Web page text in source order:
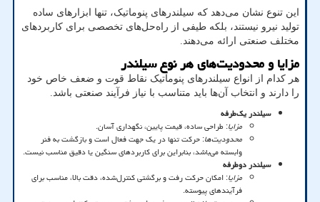
این تنوع نشان می‌دهد که سیلندرهای پنوماتیک، تنها ابزارهای ساده
تولید نیرو نیستند، بلکه طیفی از راه‌حل‌های تخصصی برای کاربردهای
مختلف صنعتی ارائه می‌دهند
مزایا و محدودیت‌های هر نوع سیلندر
هر کدام از انواع سیلندرهای پنوماتیک نقاط قوت و ضعف خاص خود
را دارند و انتخاب آن‌ها باید متناسب با نیاز فرآیند صنعتی باشد
سیلندر یک‌طرفه
مزایا: طراحی ساده، قیمت پایین، نگهداری آسان.
محدودیت‌ها:حرکت تنها در یک جهت فعال است و بازگشت به فنر
وابسته می‌باشد، بنابراین برای کاربردهای سنگین یا دقیق مناسب نیست.
سیلندر دوطرفه
مزایا:امکان حرکت رفت و برگشتی کنترل‌شده، دقت بالا، مناسب برای
فرآیندهای پیوسته.